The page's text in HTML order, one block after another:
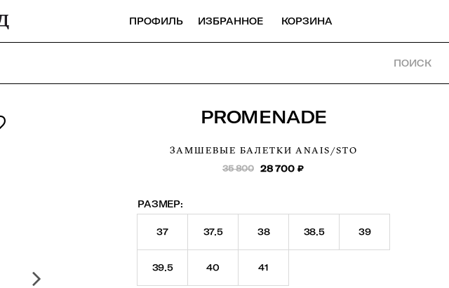
ПРОФИЛЬ ИЗБРАННОЕ КОРЗИНА
ПОИСК
PROMENADE
ЗАМШЕВЫЕ БАЛЕТКИ ANAIS/STO
35 800 28 700₽
РАЗМЕР:
37 37.5 38 38.5 39
39.5 40 41